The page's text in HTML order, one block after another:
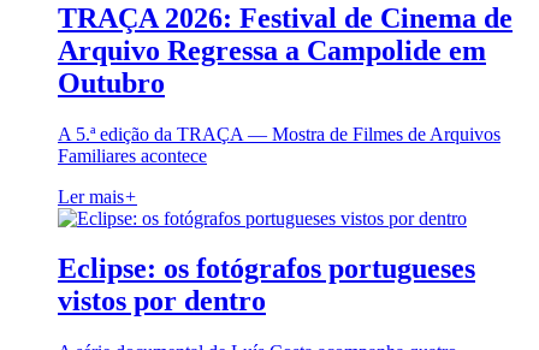
TRAÇA 2026: Festival de Cinema de
Arquivo Regressa a Campolide em
Outubro
A 5.ª edição da TRAÇA — Mostra de Filmes de Arquivos
Familiares acontece
Ler mais+
Eclipse: os fotógrafos portugueses
vistos por dentro